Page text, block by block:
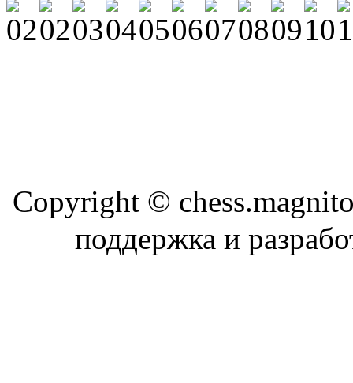
Copyright ©
поддержка и